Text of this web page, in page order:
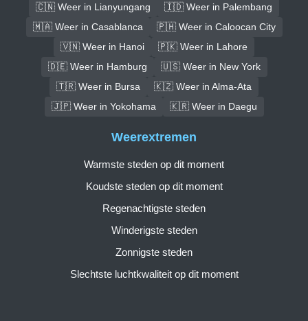
🇨🇳 Weer in Lianyungang
🇮🇩 Weer in Palembang
🇲🇦 Weer in Casablanca
🇵🇭 Weer in Caloocan City
🇻🇳 Weer in Hanoi
🇵🇰 Weer in Lahore
🇩🇪 Weer in Hamburg
🇺🇸 Weer in New York
🇹🇷 Weer in Bursa
🇰🇿 Weer in Alma-Ata
🇯🇵 Weer in Yokohama
🇰🇷 Weer in Daegu
Weerextremen
Warmste steden op dit moment
Koudste steden op dit moment
Regenachtigste steden
Winderigste steden
Zonnigste steden
Slechtste luchtkwaliteit op dit moment